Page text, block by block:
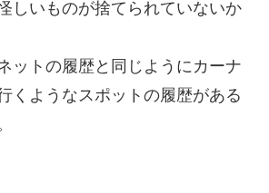
しいものが捨てられていないか
ットの履歴と同じようにカーナ
くようなスポットの履歴がある